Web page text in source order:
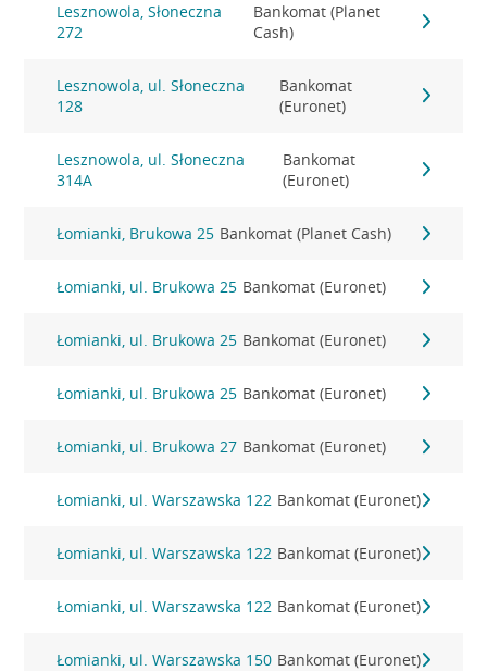
Lesznowola, Słoneczna
272
Bankomat (Planet
Cash)
Lesznowola, ul. Słoneczna
128
Bankomat
(Euronet)
Lesznowola, ul. Słoneczna
314A
Bankomat
(Euronet)
Łomianki, Brukowa 25 Bankomat (Planet Cash)
Łomianki, ul. Brukowa 25 Bankomat (Euronet)
Łomianki, ul. Brukowa 25 Bankomat (Euronet)
Łomianki, ul. Brukowa 25 Bankomat (Euronet)
Łomianki, ul. Brukowa 27 Bankomat (Euronet)
Łomianki, ul. Warszawska 122 Bankomat (Euronet)
Łomianki, ul. Warszawska 122 Bankomat (Euronet)
Łomianki, ul. Warszawska 122 Bankomat (Euronet)
Łomianki, ul. Warszawska 150 Bankomat (Euronet)